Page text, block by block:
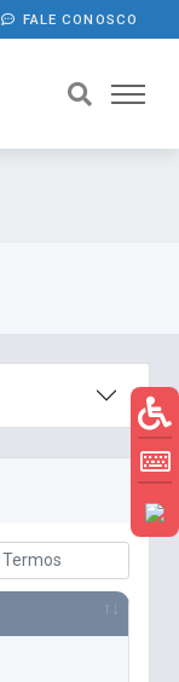
FALE CONOSCO